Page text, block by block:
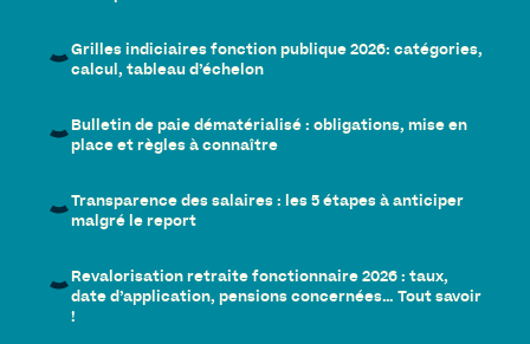
Grilles indiciaires fonction publique 2026: catégories,
calcul, tableau d’échelon
Bulletin de paie dématérialisé : obligations, mise en
place et règles à connaître
Transparence des salaires : les 5 étapes à anticiper
malgré le report
Revalorisation retraite fonctionnaire 2026 : taux,
date d’application, pensions concernées… Tout savoir
!